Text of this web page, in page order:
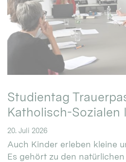
Studientag
Katholisch-
20. Juli 2026
Auch Kinder erleben kleine
Es gehört zu den